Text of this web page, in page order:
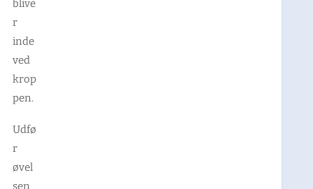
blive
r
inde
ved
krop
pen.
Udfø
r
øvel
sen